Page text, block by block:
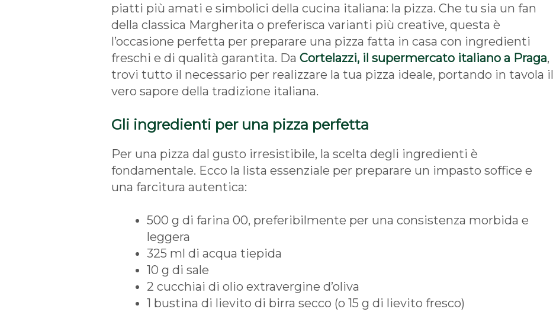
piatti più amati e simbolici della cucina italiana: la pizza. Che tu sia un fan
della classica Margherita o preferisca varianti più creative, questa è
l’occasione perfetta per preparare una pizza fatta in casa con ingredienti
freschi e di qualità garantita. DaCortelazzi, il supermercato italiano a Praga,
trovi tutto il necessario per realizzare la tua pizza ideale, portando in tavola il
vero sapore della tradizione italiana.
Gli ingredienti per una pizza perfetta
Per una pizza dal gusto irresistibile, la scelta degli ingredienti è
fondamentale. Ecco la lista essenziale per preparare un impasto soffice e
una farcitura autentica:
500 g di farina 00, preferibilmente per una consistenza morbida e
leggera
325 ml di acqua tiepida
10 g di sale
2 cucchiai di olio extravergine d’oliva
1 bustina di lievito di birra secco (o 15 g di lievito fresco)